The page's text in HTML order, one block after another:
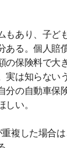
もあり、子ど
ある。個人賠
の保険料で大
実は知らない
分の自動車保
い。
複した場合